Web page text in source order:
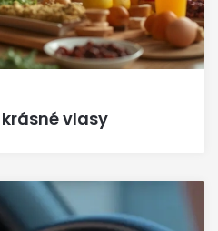
vlasy